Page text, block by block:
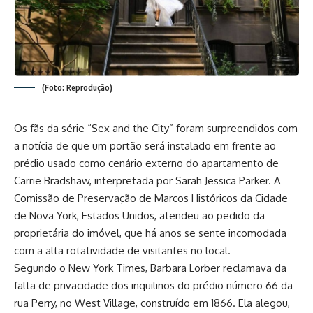
(Foto: Reprodução)
Os fãs da série “Sex and the City” foram surpreendidos com
a notícia de que um portão será instalado em frente ao
prédio usado como cenário externo do apartamento de
Carrie Bradshaw, interpretada por Sarah Jessica Parker. A
Comissão de Preservação de Marcos Históricos da Cidade
de Nova York, Estados Unidos, atendeu ao pedido da
proprietária do imóvel, que há anos se sente incomodada
com a alta rotatividade de visitantes no local.
Segundo o New York Times, Barbara Lorber reclamava da
falta de privacidade dos inquilinos do prédio número 66 da
rua Perry, no West Village, construído em 1866. Ela alegou,